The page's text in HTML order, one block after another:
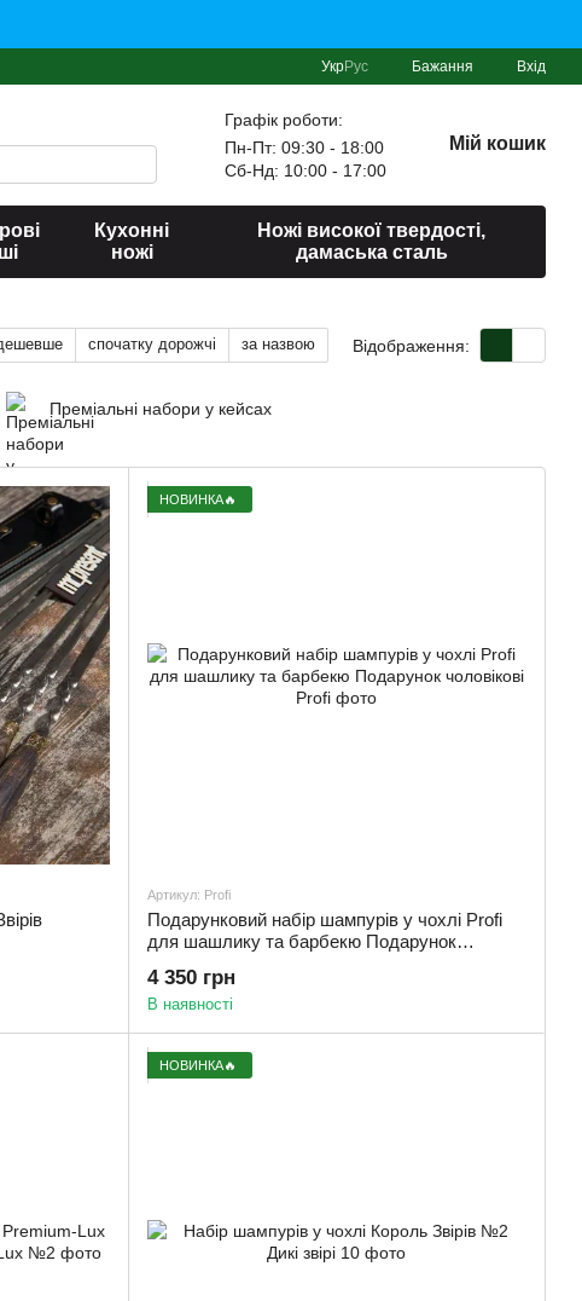
УкрРус Бажання Вхід
Графік роботи:
Пн-Пт: 09:30 - 18:00
Сб-Нд: 10:00 - 17:00
Мій кошик
Кухонні
ножі
Ножі високої твердості,
дамаська сталь
спочатку дорожчі за назвою Відображення:
Преміальні набори у кейсах
НОВИНКА🔥
Артикул: Profi
Подарунковий набір шампурів у чохлі Profi
для шашлику та барбекю Подарунок
4 350 грн
В наявності
НОВИНКА🔥